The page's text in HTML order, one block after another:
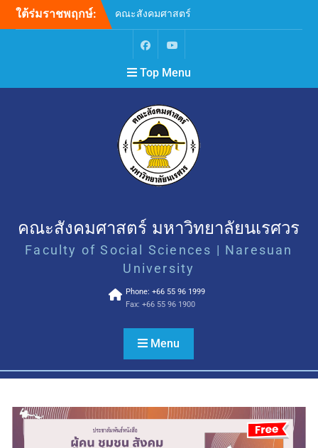
ใต้ร่มราชพฤกษ์:
คณะสังคมศาสตร์
มหาวิทยาลัยนเรศวร ขอ
แสดงความเสียใจอย่างสุดซึ้ง
ต่อเหตุการณ์ความรุนแรงที่
เกิดขึ้น ณ โรงเรียน
เทพศิรินทร์ นนทบุรี
ขยายระยะเวลาการรับสมัคร
บุคคลเพื่อสอบคัดเลือกบรรจุ
และแต่งตั้งเป็นพนักงาน
มหาวิทยาลัย ตำแหน่ง
อาจารย์ สังกัดภาควิชา
จิตวิทยา คณะสังคมศาสตร์
สดับชายขอบขับขาน Let the
Margins Sing: Unheard
Words and Voices”
SAFE • EQUAL • INCLUSIVE
มหาวิทยาลัยนเรศวร เคารพ
หลาย ไม่เลือกปฏิบัติ และไม่
ใช้ความรุนแรง
Top Menu
คณะสังคมศาสตร์ มหาวิทยาลัยนเรศวร
Faculty of Social Sciences | Naresuan
University
Phone: +66 55 96 1999
Fax: +66 55 96 1900
Menu